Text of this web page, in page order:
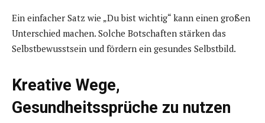
Ein einfacher Satz wie „Du bist wichtig“ kann einen großen
Unterschied machen. Solche Botschaften stärken das
Selbstbewusstsein und fördern ein gesundes Selbstbild.
Kreative Wege,
Gesundheitssprüche zu nutzen